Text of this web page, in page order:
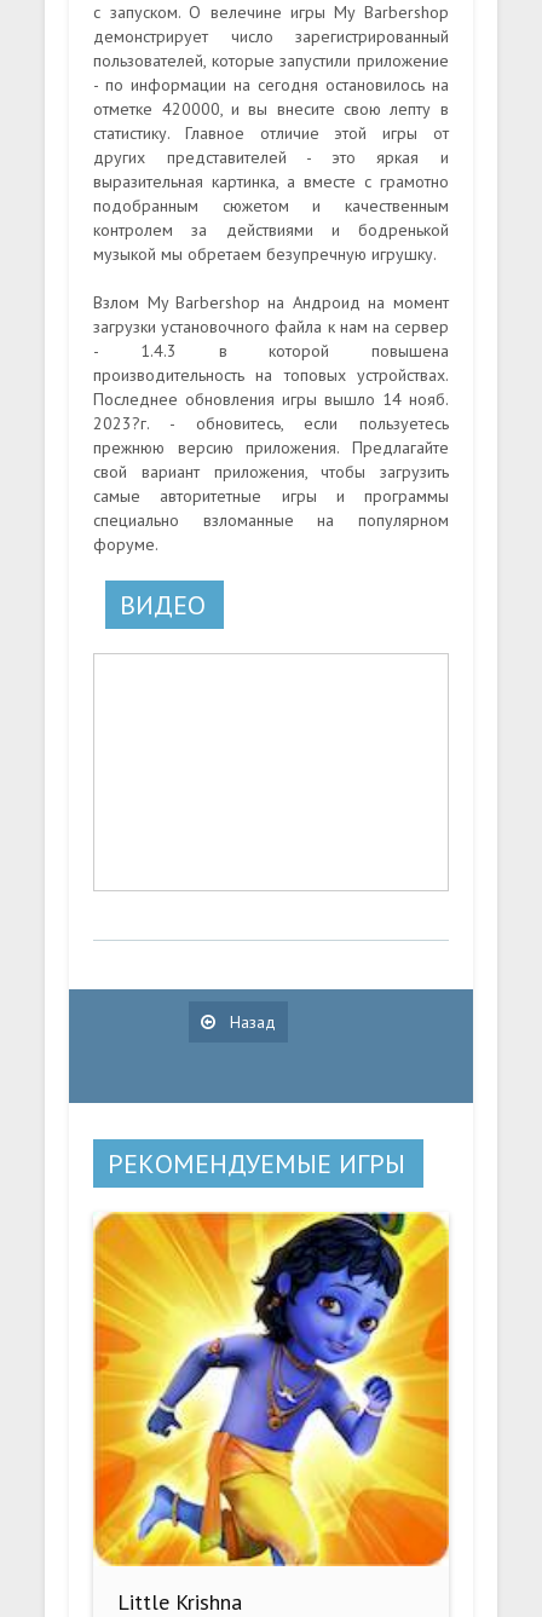
с запуском. О велечине игры My Barbershop
демонстрирует число зарегистрированный
пользователей, которые запустили приложение
- по информации на сегодня остановилось на
отметке 420000, и вы внесите свою лепту в
статистику. Главное отличие этой игры от
других представителей - это яркая и
выразительная картинка, а вместе с грамотно
подобранным сюжетом и качественным
контролем за действиями и бодренькой
музыкой мы обретаем безупречную игрушку.
Взлом My Barbershop на Андроид на момент
загрузки установочного файла к нам на сервер
- 1.4.3 в которой повышена
производительность на топовых устройствах.
Последнее обновления игры вышло 14 нояб.
2023?г. - обновитесь, если пользуетесь
прежнюю версию приложения. Предлагайте
свой вариант приложения, чтобы загрузить
самые авторитетные игры и программы
специально взломанные на популярном
форуме.
ВИДЕО
Назад
РЕКОМЕНДУЕМЫЕ ИГРЫ
Little Krishna